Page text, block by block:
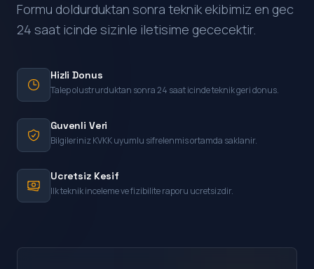
Formu doldurduktan sonra teknik ekibimiz en gec
24 saat icinde sizinle iletisime gececektir.
Hizli Donus
Talep olustrurduktan sonra 24 saat icinde teknik geri donus.
Guvenli Veri
Bilgileriniz KVKK uyumlu sifrelenmis ortamda saklanir.
Ucretsiz Kesif
Ilk teknik inceleme ve fizibilite raporu ucretsizdir.